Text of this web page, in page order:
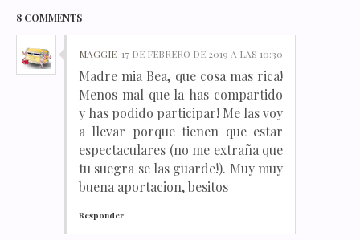
8 COMMENTS
MAGGIE 17 DE FEBRERO DE 2019 A LAS 10:30
Madre mia Bea, que cosa mas rica!
Menos mal que la has compartido
y has podido participar! Me las voy
a llevar porque tienen que estar
espectaculares (no me extraña que
tu suegra se las guarde!). Muy muy
buena aportacion, besitos
Responder